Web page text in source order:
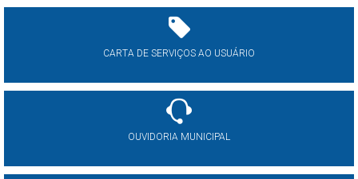
CARTA DE SERVIÇOS AO USUÁRIO
OUVIDORIA MUNICIPAL